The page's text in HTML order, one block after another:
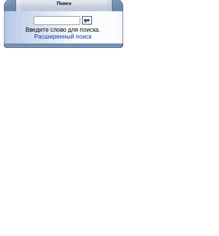
Поиск
Введите слово для поиска.
Расширенный поиск